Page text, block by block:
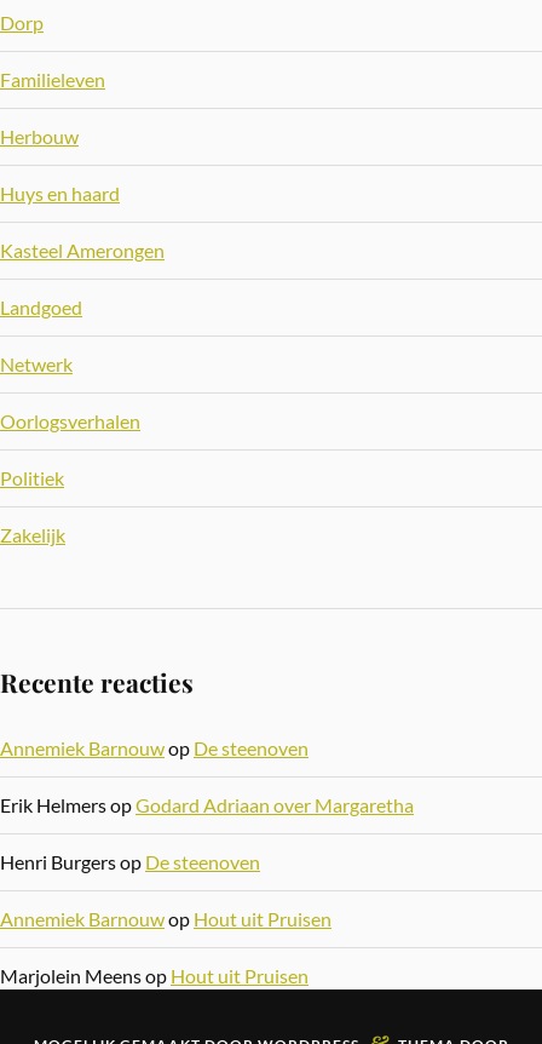
Dorp
Familieleven
Herbouw
Huys en haard
Kasteel Amerongen
Landgoed
Netwerk
Oorlogsverhalen
Politiek
Zakelijk
Recente reacties
Annemiek Barnouwop De steenoven
Erik HelmersopGodard Adriaan over Margaretha
Henri Burgersop De steenoven
Annemiek Barnouwop Hout uit Pruisen
Marjolein Meensop Hout uit Pruisen